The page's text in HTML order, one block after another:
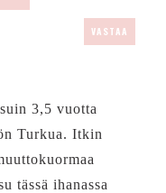
VASTAA
3,5 vuotta
Turkua. Itkin
tässä ihanassa